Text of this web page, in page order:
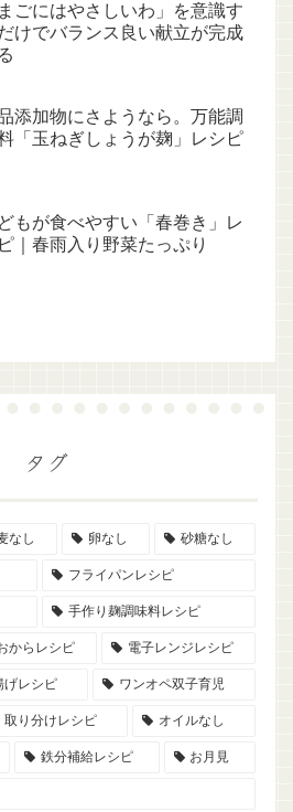
まごにはやさしいわ」を意識す
けでバランス良い献立が完成
添加物にさようなら。万能調
「玉ねぎしょうが麹」レシピ
もが食べやすい「春巻き」レ
｜春雨入り野菜たっぷり
タグ
なし 卵なし 砂糖なし
フライパンレシピ
手作り麹調味料レシピ
からレシピ 電子レンジレシピ
げレシピ ワンオペ双子育児
取り分けレシピ オイルなし
鉄分補給レシピ お月見